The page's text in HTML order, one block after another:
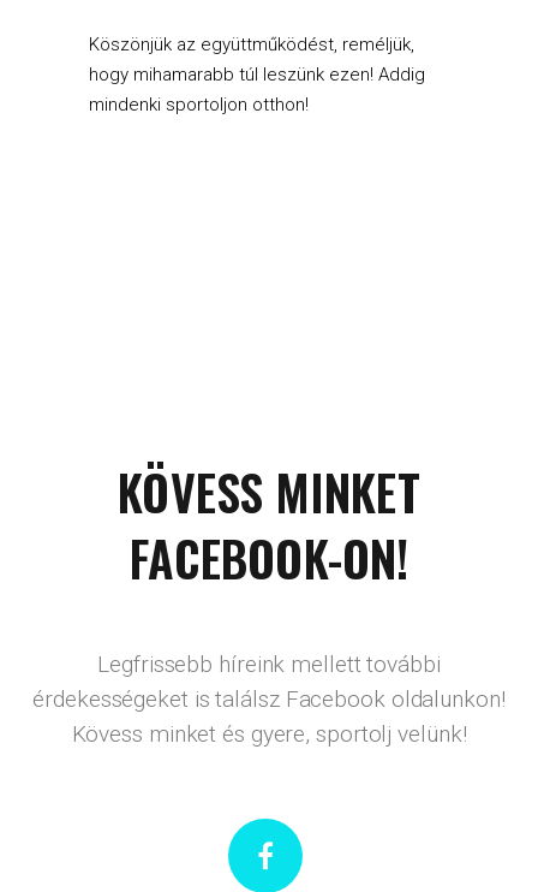
Köszönjük az együttműködést, reméljük,
hogy mihamarabb túl leszünk ezen! Addig
mindenki sportoljon otthon!
KÖVESS MINKET
FACEBOOK-ON!
Legfrissebb híreink mellett további
érdekességeket is találsz Facebook oldalunkon!
Kövess minket és gyere, sportolj velünk!